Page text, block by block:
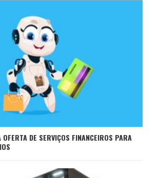
DE SERVIÇOS FINANCEIROS PARA